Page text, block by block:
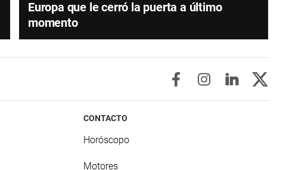
Europa que le cerró la puerta a último
momento
CONTACTO
Horóscopo
Motores